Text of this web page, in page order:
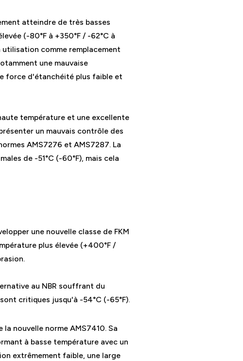
atteindre de très basses
(-80°F à +350°F / -62°C à
utilisation comme remplacement
une mauvaise
force d'étanchéité plus faible et
température et une excellente
un mauvais contrôle des
AMS7276 et AMS7287. La
de -51°C (-60°F), mais cela
une nouvelle classe de FKM
plus élevée (+400°F /
au NBR souffrant du
critiques jusqu'à -54°C (-65°F).
nouvelle norme AMS7410. Sa
à basse température avec un
extrêmement faible, une large